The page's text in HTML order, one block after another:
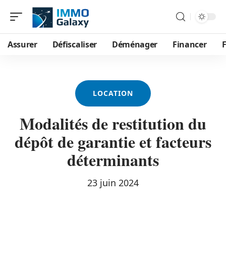
Assurer Défiscaliser Déménager Financer
LOCATION
Modalités de restitution du
dépôt de garantie et facteurs
déterminants
23 juin 2024